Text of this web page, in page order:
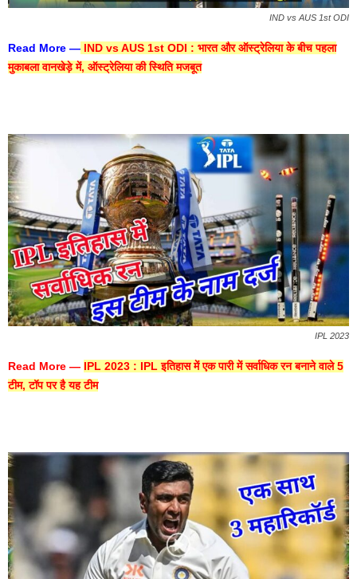
IND vs AUS 1st ODI
Read More — IND vs AUS 1st ODI : भारत और ऑस्ट्रेलिया के बीच पहला
मुकाबला वानखेड़े में, ऑस्ट्रेलिया की स्थिति मजबूत
IPL 2023
Read More — IPL 2023 : IPL इतिहास में एक पारी में सर्वाधिक रन बनाने वाले 5
टीम, टॉप पर है यह टीम